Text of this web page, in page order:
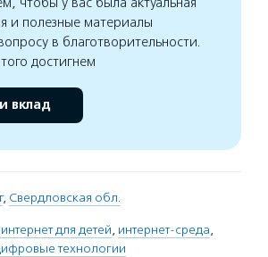
и полезные материалы
в благотворительности.
достигнем
вклад
, Свердловская обл.
для детей, интернет-среда,
технологии